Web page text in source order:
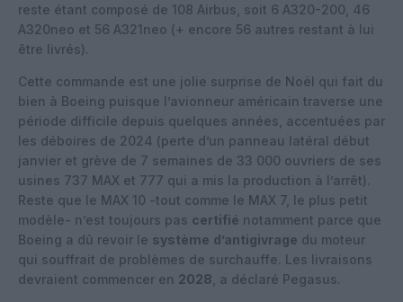
reste étant composé de 108 Airbus, soit 6 A320-200, 46
A320neo et 56 A321neo (+ encore 56 autres restant à lui
être livrés).
Cette commande est une jolie surprise de Noël qui fait du
bien à Boeing puisque l’avionneur américain traverse une
période difficile depuis quelques années, accentuées par
les déboires de 2024 (perte d’un panneau latéral début
janvier et grève de 7 semaines de 33 000 ouvriers de ses
usines 737 MAX et 777 qui a mis la production à l’arrêt).
Reste que le MAX 10 -tout comme le MAX 7, le plus petit
modèle- n’est toujours pas certifié notamment parce que
Boeing a dû revoir le système d’antigivrage du moteur
qui souffrait de problèmes de surchauffe. Les livraisons
devraient commencer en 2028 , a déclaré Pegasus.